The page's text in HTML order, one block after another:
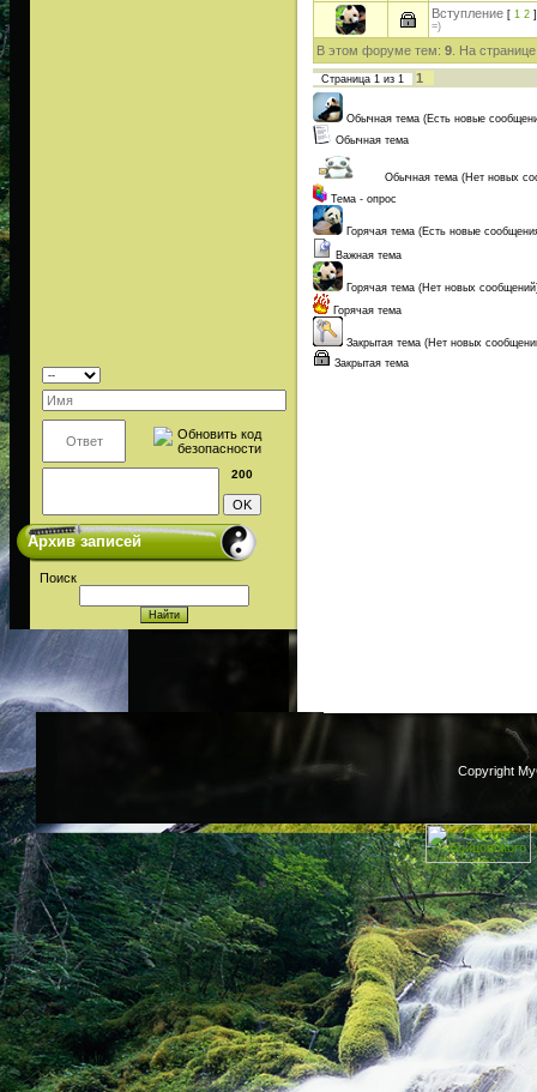
200
Архив записей
Поиск
Вступление [ 1 2 ]
=)
В этом форуме тем: 9 . На
Страница 1 из 1 1
Обычная тема (Есть новые
Обычная тема
Обычная тема (Нет новых
Тема - опрос
Горячая тема (Есть новые
Важная тема
Горячая тема (Нет новых
Горячая тема
Закрытая тема (Нет новых
Закрытая тема
Copyright